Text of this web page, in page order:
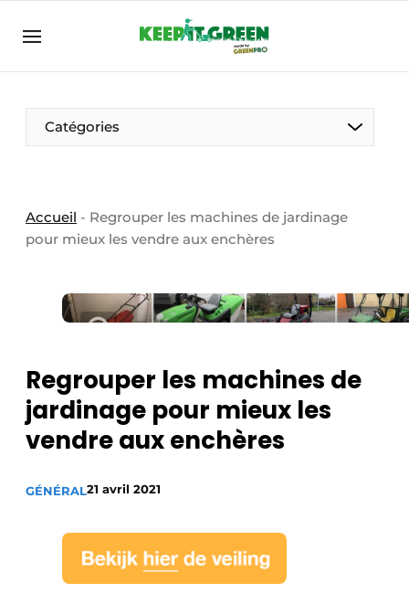
FR ENG FR
Catégories
Accueil - Regrouper les machines de jardinage
pour mieux les vendre aux enchères
Regrouper les machines de
jardinage pour mieux les
vendre aux enchères
GÉNÉRAL21 avril 2021